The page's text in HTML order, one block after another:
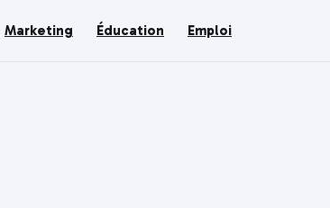
Marketing Éducation Emploi